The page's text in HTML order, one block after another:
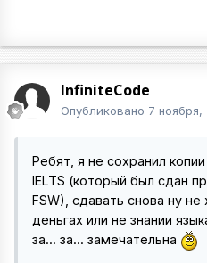
InfiniteCode
Опубликовано 7 ноября,
Ребят, я не сохранил
IELTS (который был сдан
FSW), сдавать снова ну
деньгах или не знании
за... за... замечательна